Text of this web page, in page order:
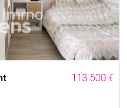
113 500 €